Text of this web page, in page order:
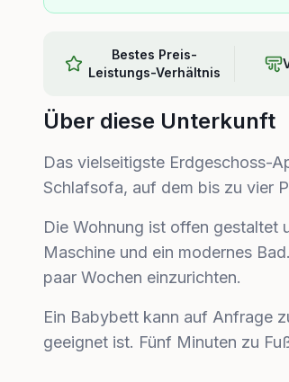
Bestes Preis-
Leistungs-Verhältnis
Über diese Unterkunft
Das vielseitigste Erdgeschoss-
Schlafsofa, auf dem bis zu vier
Die Wohnung ist offen gestaltet
Maschine und ein modernes
paar Wochen einzurichten.
Ein Babybett kann auf Anfrage
geeignet ist. Fünf Minuten zu